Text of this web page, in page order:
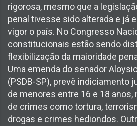
rigorosa, mesmo que a
penal tivesse sido alterada e já
vigor o país. No Congresso
constitucionais estão sendo
flexibilização da maioridade
Uma emenda do senador
(PSDB-SP), prevê indiciamento
de menores entre 16 e 18 anos,
de crimes como tortura,
drogas e crimes hediondos.